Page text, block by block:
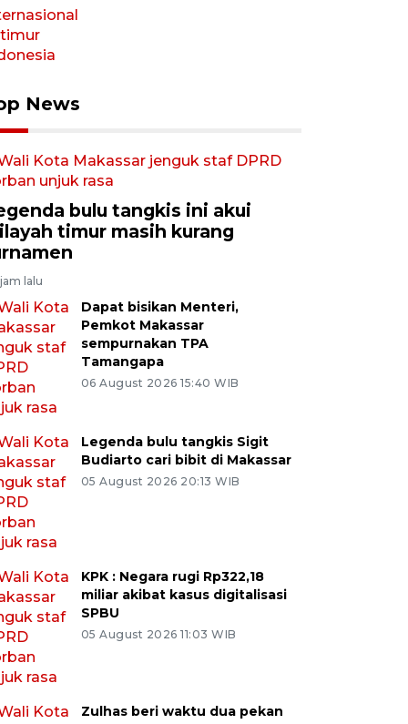
News
bulu tangkis ini akui
timur masih kurang
lalu
Dapat bisikan Menteri,
Pemkot Makassar
sempurnakan TPA
Tamangapa
06 August 2026 15:40 WIB
Legenda bulu tangkis Sigit
Budiarto cari bibit di Makassar
05 August 2026 20:13 WIB
KPK : Negara rugi Rp322,18
miliar akibat kasus digitalisasi
SPBU
05 August 2026 11:03 WIB
Zulhas beri waktu dua pekan